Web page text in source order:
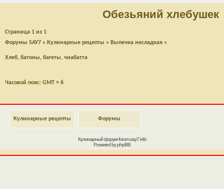
Обезьяний хлебушек
Страница 1 из 1
Форумы SAY7 » Кулинарные рецепты » Выпечка несладкая »
Хлеб, батоны, багеты, чиабатта
Часовой пояс: GMT + 6
Кулинарные рецепты Форумы
Кулинарный форумforum.say7.info
Powered byphpBB